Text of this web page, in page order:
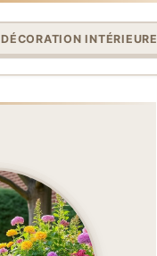
DÉCORATION INTÉRIEURE